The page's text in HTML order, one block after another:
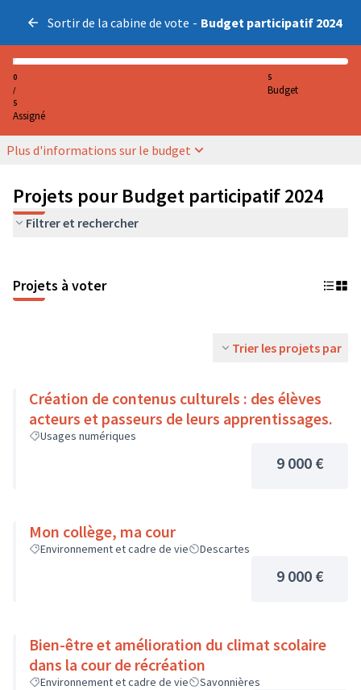
Sortir de la cabine de vote - Budget participatif 2024
0
/
5
Assigné
5
Budget
Plus d'informations sur le budget
Projets pour Budget participatif 2024
Filtrer et rechercher
Projets à voter
Trier les projets par
Création de contenus culturels : des élèves
acteurs et passeurs de leurs apprentissages.
Usages numériques
9 000 €
Mon collège, ma cour
Environnement et cadre de vie Descartes
9 000 €
Bien-être et amélioration du climat scolaire
dans la cour de récréation
Environnement et cadre de vie Savonnières